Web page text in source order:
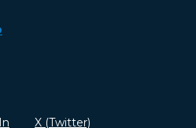
X (Twitter)